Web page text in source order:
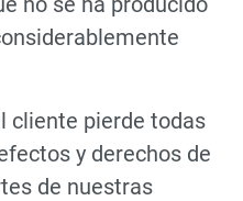
cliente pierde todas
y derechos de
de nuestras